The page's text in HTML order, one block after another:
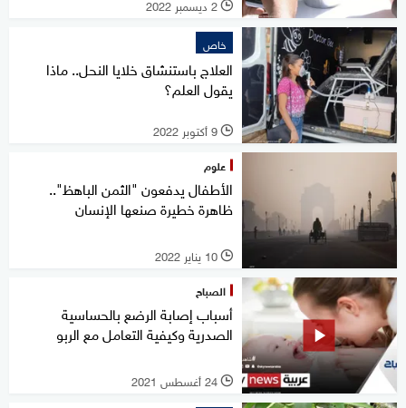
l 2 ديسمبر 2022
خاص
العلاج باستنشاق خلايا النحل.. ماذا
يقول العلم؟
l 9 أكتوبر 2022
علوم
الأطفال يدفعون "الثمن الباهظ"..
ظاهرة خطيرة صنعها الإنسان
l 10 يناير 2022
الصباح
أسباب إصابة الرضع بالحساسية
الصدرية وكيفية التعامل مع الربو
l 24 أغسطس 2021